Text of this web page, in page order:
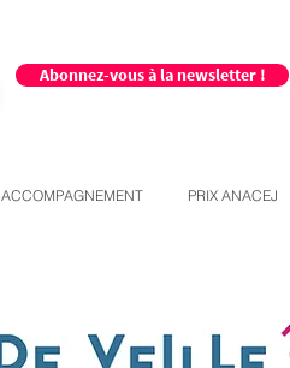
Abonnez-vous à la newsletter !
ACCOMPAGNEMENT PRIX ANACEJ